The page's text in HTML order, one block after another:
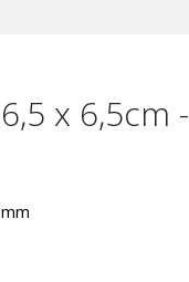
x 6,5cm -